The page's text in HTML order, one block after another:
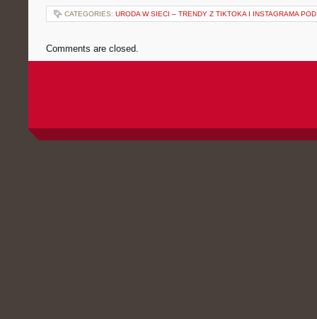
CATEGORIES: URODA W SIECI – TRENDY Z TIKTOKA I INSTAGRAMA
Comments are closed.